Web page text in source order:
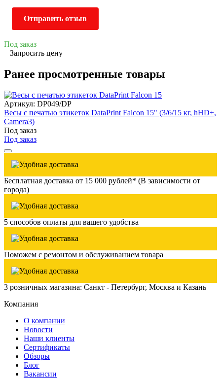
Отправить отзыв
Под заказ
Запросить цену
Ранее просмотренные товары
Артикул: DP049/DP
Весы с печатью этикеток DataPrint Falcon 15" (3/6/15 кг, hHD+,
Camera3)
Под заказ
Под заказ
Бесплатная доставка от 15 000 рублей* (В зависимости от
города)
5 способов оплаты для вашего удобства
Поможем с ремонтом и обслуживанием товара
3 розничных магазина: Санкт - Петербург, Москва и Казань
Компания
О компании
Новости
Наши клиенты
Сертификаты
Обзоры
Блог
Вакансии